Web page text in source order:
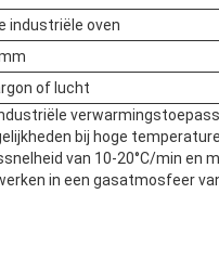
industriële oven
of lucht
bij hoge
van 10-20°C/min en
in een gasatmosfeer